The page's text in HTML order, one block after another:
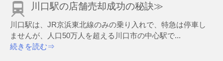
川口駅の店舗売却成功の秘訣≫
川口駅は、JR京浜東北線のみの乗り入れで、特急は停車し
ませんが、人口50万人を超える川口市の中心駅で...
続きを読む⇒